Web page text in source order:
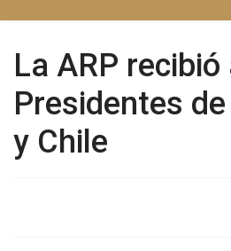
La ARP recibió
Presidentes
y Chile